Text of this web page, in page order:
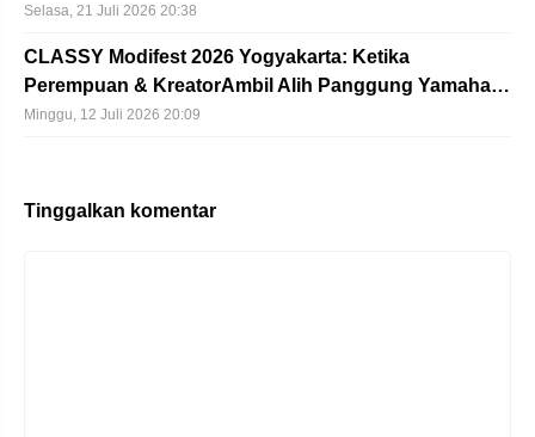
Selasa, 21 Juli 2026 20:38
CLASSY Modifest 2026 Yogyakarta: Ketika
Perempuan & KreatorAmbil Alih Panggung Yamaha…
Minggu, 12 Juli 2026 20:09
Tinggalkan komentar